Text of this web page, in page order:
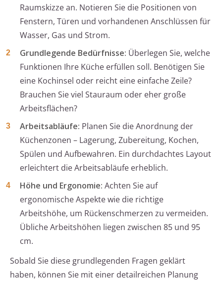
Raumskizze an. Notieren Sie die Positionen von
Fenstern, Türen und vorhandenen Anschlüssen für
Wasser, Gas und Strom.
Grundlegende Bedürfnisse: Überlegen Sie, welche
Funktionen Ihre Küche erfüllen soll. Benötigen Sie
eine Kochinsel oder reicht eine einfache Zeile?
Brauchen Sie viel Stauraum oder eher große
Arbeitsflächen?
Arbeitsabläufe: Planen Sie die Anordnung der
Küchenzonen – Lagerung, Zubereitung, Kochen,
Spülen und Aufbewahren. Ein durchdachtes Layout
erleichtert die Arbeitsabläufe erheblich.
Höhe und Ergonomie: Achten Sie auf
ergonomische Aspekte wie die richtige
Arbeitshöhe, um Rückenschmerzen zu vermeiden.
Übliche Arbeitshöhen liegen zwischen 85 und 95
cm.
Sobald Sie diese grundlegenden Fragen geklärt
haben, können Sie mit einer detailreichen Planung